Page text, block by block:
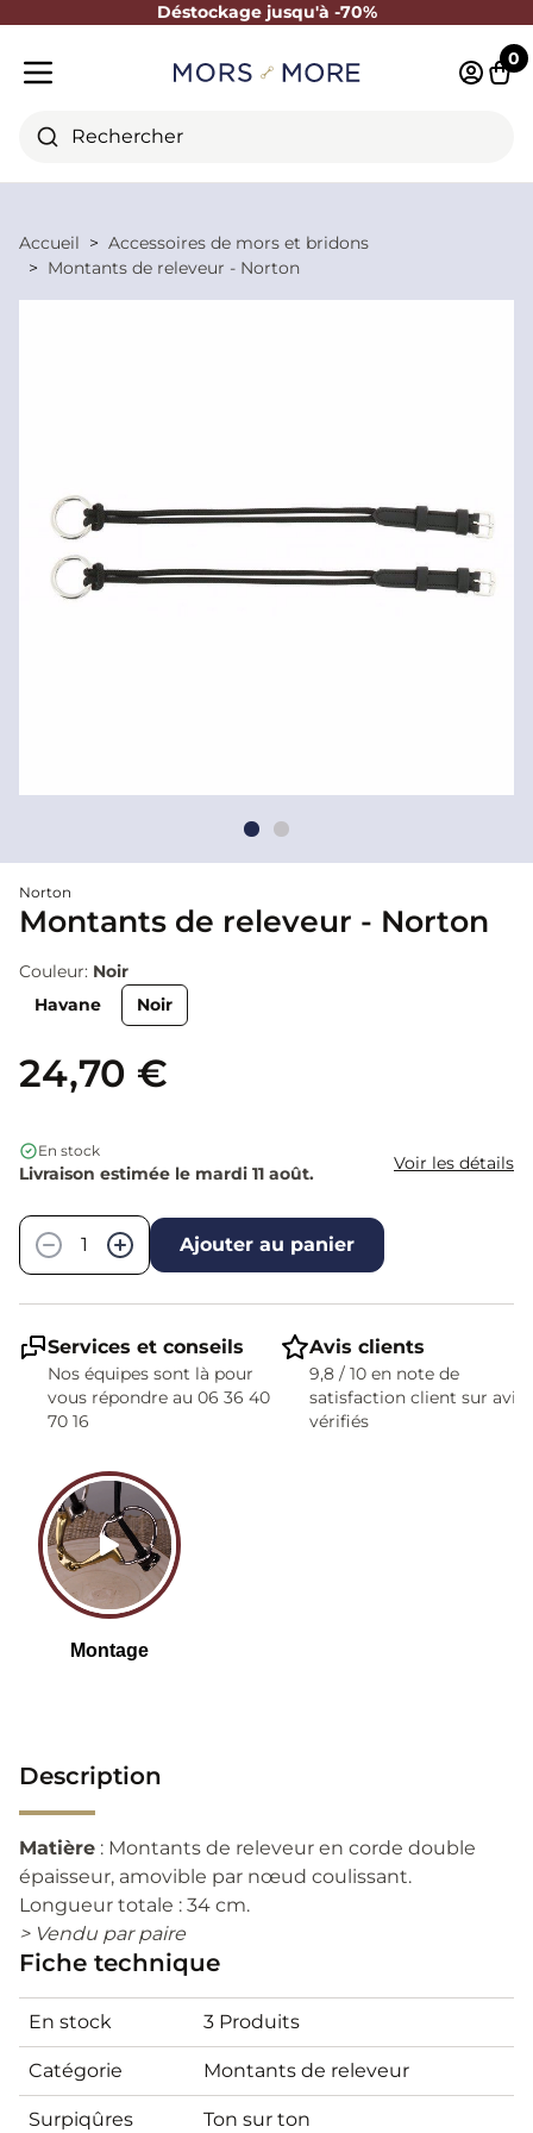
Déstockage jusqu'à -70%
Fermer
Rechercher
0
Accueil
Accessoires de mors et bridons
Montants de releveur - Norton
Norton
Montants de releveur - Norton
Couleur: Noir
Havane
Noir
24,70 €
En stock
Livraison estimée le mardi 11 août. Voir les détails
−
+ Ajouter au panier
Services et conseils
Nos équipes sont là pour
vous répondre au 06 36 40
70 16
Avis clients
9,8 / 10 en note de
satisfaction client sur avis
vérifiés
Description
Matière : Montants de releveur en corde double
épaisseur, amovible par nœud coulissant.
Longueur totale : 34 cm.
> Vendu par paire
Fiche technique
En stock 3 Produits
Catégorie Montants de releveur
Surpiqûres Ton sur ton